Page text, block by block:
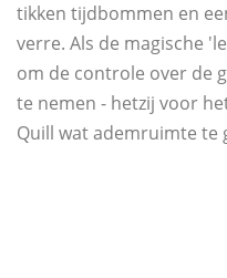
tikken tijdbommen en
verre. Als de magische
om de controle over de
te nemen - hetzij voor
Quill wat ademruimte te